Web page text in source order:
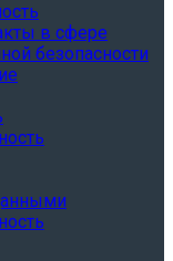
в сфере
безопасности